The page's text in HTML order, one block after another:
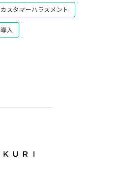
カスタマーハラスメント
導入